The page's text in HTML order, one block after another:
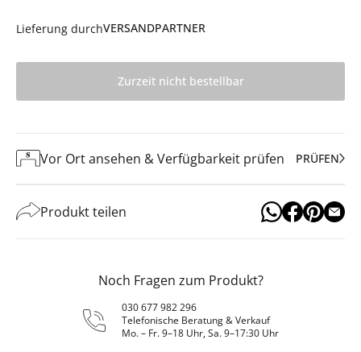
Lieferung durchVERSANDPARTNER
Zurzeit nicht bestellbar
Vor Ort ansehen & Verfügbarkeit prüfen PRÜFEN
Produkt teilen
Noch Fragen zum Produkt?
030 677 982 296
Telefonische Beratung & Verkauf
Mo. – Fr. 9–18 Uhr, Sa. 9–17:30 Uhr